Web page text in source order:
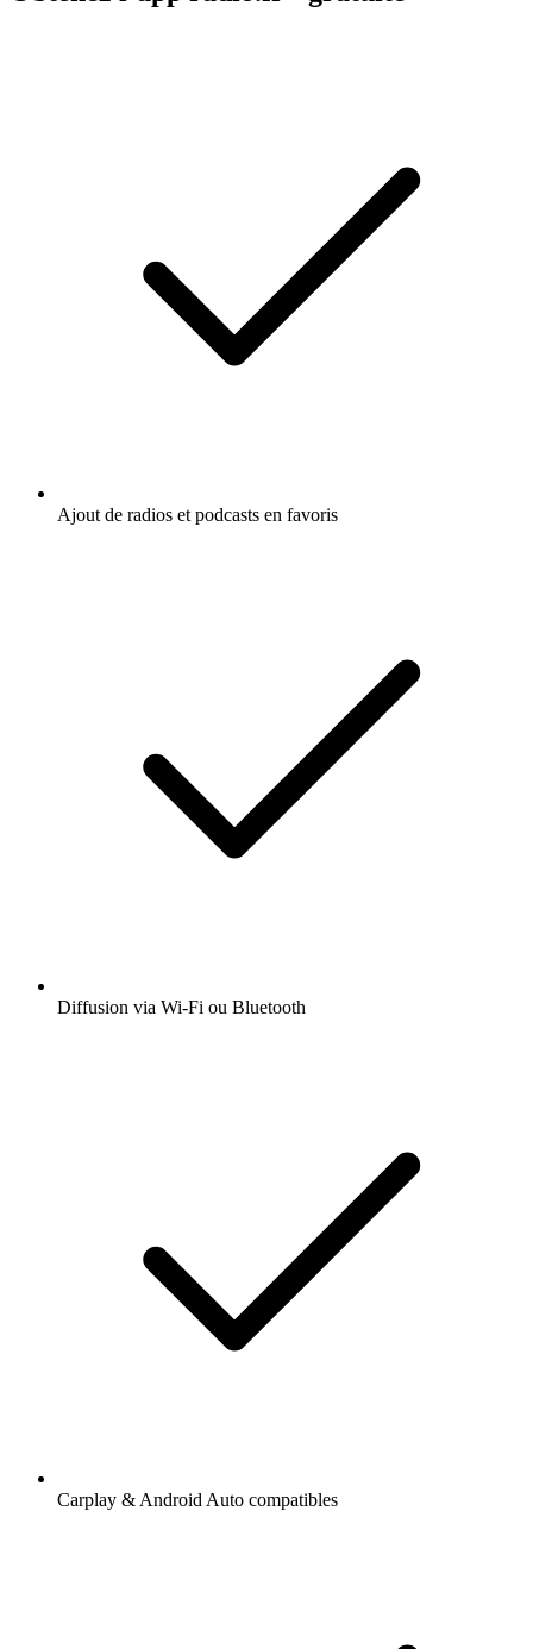
Ajout de radios et podcasts en favoris
Diffusion via Wi-Fi ou Bluetooth
Carplay & Android Auto compatibles